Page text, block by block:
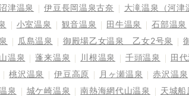
津温泉 伊豆長岡温泉古奈 大滝温泉（河津
小室温泉 観音温泉 田牛温泉 石部温泉
瓜島温泉 御殿場乙女温泉 乙女2号泉
温泉 蓬来温泉 川根温泉 千頭温泉 田
桃沢温泉 伊豆高原 月ヶ瀬温泉 赤沢温泉
泉 城ケ崎温泉 南熱海網代山温泉 天城船